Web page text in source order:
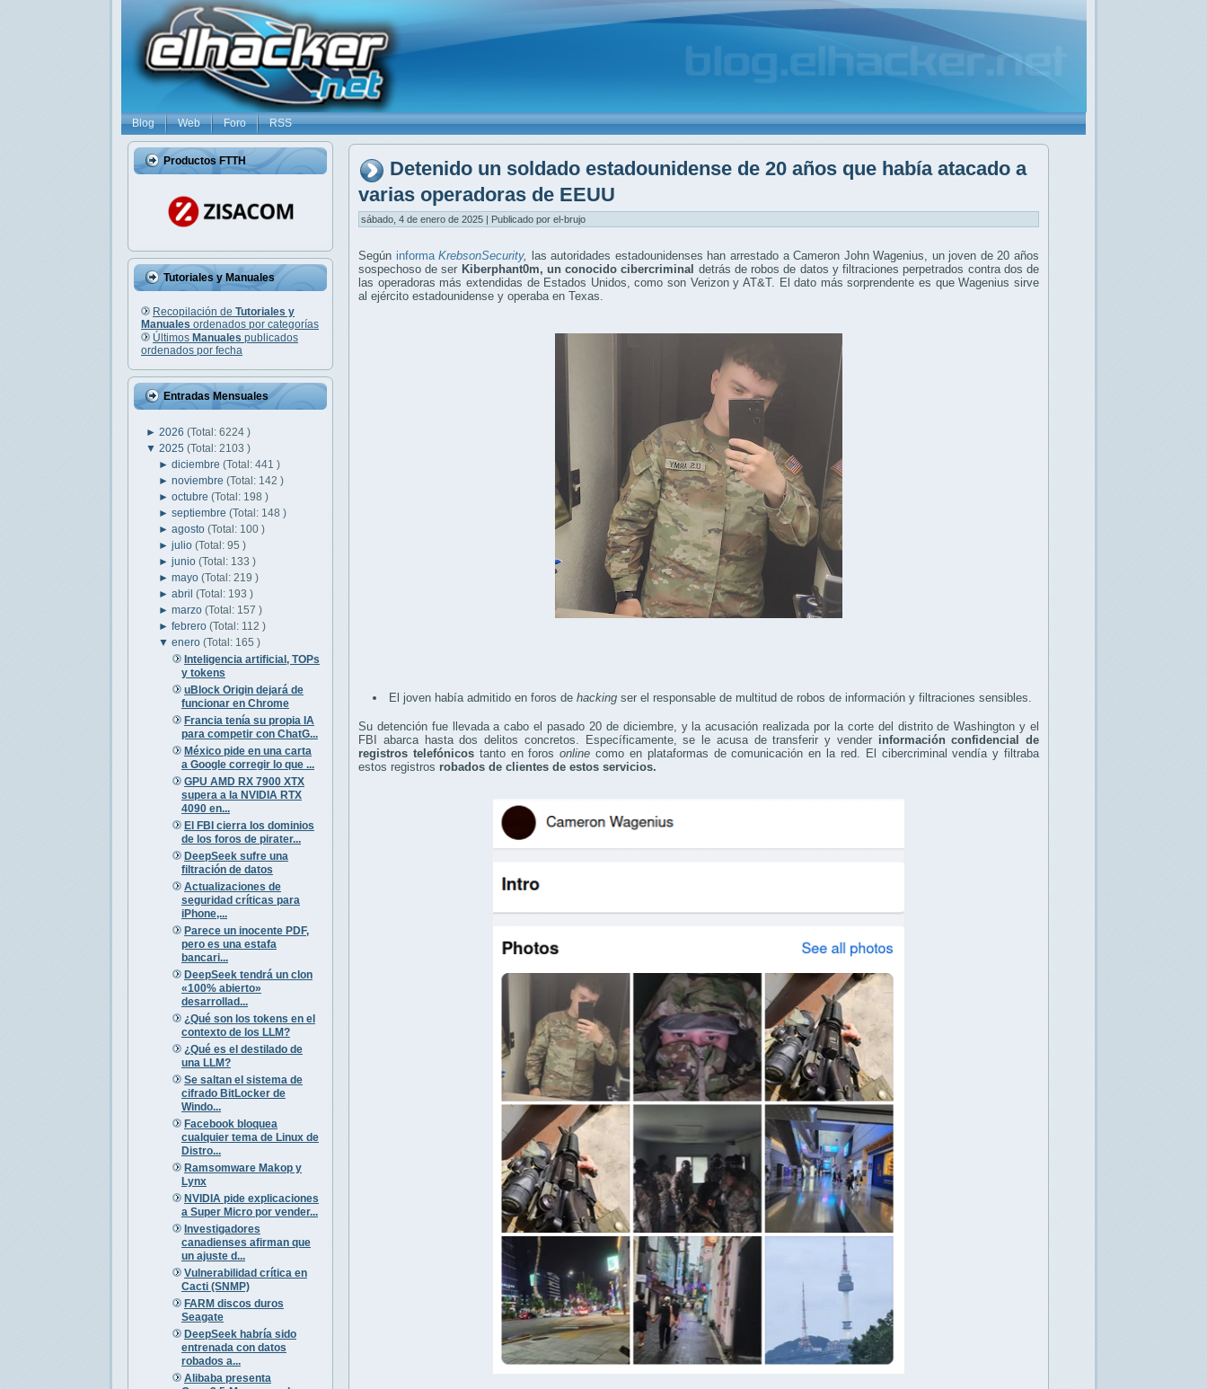
Blog Web Foro RSS
Productos FTTH
Tutoriales y Manuales
Recopilación de Tutoriales y
Manuales ordenados por categorías
Últimos Manuales publicados
ordenados por fecha
Entradas Mensuales
► 2026 (Total: 6224 )
▼ 2025 (Total: 2103 )
►diciembre(Total: 441 )
►noviembre(Total: 142 )
►octubre(Total: 198 )
►septiembre(Total: 148 )
►agosto(Total: 100 )
►julio(Total: 95 )
►junio(Total: 133 )
►mayo(Total: 219 )
►abril(Total: 193 )
►marzo(Total: 157 )
►febrero(Total: 112 )
▼enero(Total: 165 )
Inteligencia artificial, TOPs
y tokens
uBlock Origin dejará de
funcionar en Chrome
Francia tenía su propia IA
para competir con ChatG...
México pide en una carta
a Google corregir lo que ...
GPU AMD RX 7900 XTX
supera a la NVIDIA RTX
4090 en...
El FBI cierra los dominios
de los foros de pirater...
DeepSeek sufre una
filtración de datos
Actualizaciones de
seguridad críticas para
iPhone,...
Parece un inocente PDF,
pero es una estafa
bancari...
DeepSeek tendrá un clon
«100% abierto»
desarrollad...
¿Qué son los tokens en el
contexto de los LLM?
¿Qué es el destilado de
una LLM?
Se saltan el sistema de
cifrado BitLocker de
Windo...
Facebook bloquea
cualquier tema de Linux de
Distro...
Ramsomware Makop y
Lynx
NVIDIA pide explicaciones
a Super Micro por vender...
Investigadores
canadienses afirman que
un ajuste d...
Vulnerabilidad crítica en
Cacti (SNMP)
FARM discos duros
Seagate
DeepSeek habría sido
entrenada con datos
robados a...
Alibaba presenta
Detenido un soldado estadounidense de 20 años que había atacado a
varias operadoras de EEUU
sábado, 4 de enero de 2025 | Publicado por el-brujo
Según informaKrebsonSecurity,
las autoridades estadounidenses han arrestado a Cameron John Wagenius, un joven de 20 años
sospechoso de ser Kiberphant0m, un conocido cibercriminal detrás de robos de datos y filtraciones perpetrados contra dos de
las operadoras más extendidas de Estados Unidos, como son Verizon y AT&T. El dato más sorprendente es que Wagenius sirve
al ejército estadounidense y operaba en Texas.
El joven había admitido en foros de hacking ser el responsable de multitud de robos de información y filtraciones sensibles.
Su detención fue llevada a cabo el pasado 20 de diciembre, y la acusación realizada por la corte del distrito de Washington y el
FBI abarca hasta dos delitos concretos. Específicamente, se le acusa de transferir y vender información confidencial de
registros telefónicos tanto en forosonlinecomo en plataformas de comunicación en la red. El cibercriminal vendía y filtraba
estos registros robados de clientes de estos servicios.